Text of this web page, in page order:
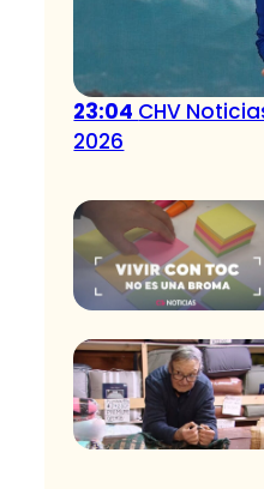
23:04 CHV
2026